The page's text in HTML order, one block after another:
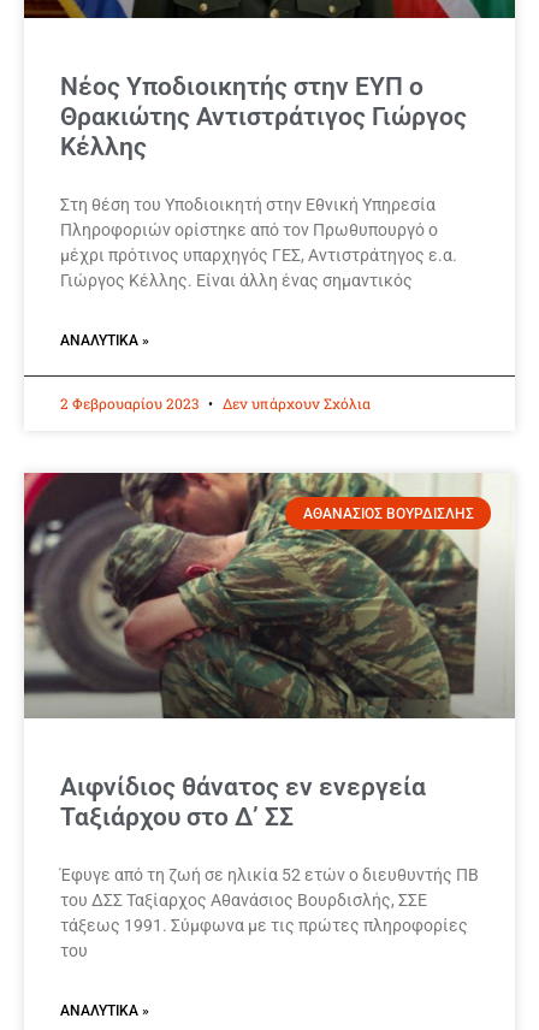
Νέος Υποδιοικητής στην ΕΥΠ ο
Θρακιώτης Αντιστράτιγος Γιώργος
Κέλλης
Στη θέση του Υποδιοικητή στην Εθνική Υπηρεσία
Πληροφοριών ορίστηκε από τον Πρωθυπουργό ο
μέχρι πρότινος υπαρχηγός ΓΕΣ, Αντιστράτηγος ε.α.
Γιώργος Κέλλης. Είναι άλλη ένας σημαντικός
ΑΝΑΛΥΤΙΚΆ »
2 Φεβρουαρίου 2023 Δεν υπάρχουν Σχόλια
ΑΘΑΝΑΣΙΟΣ ΒΟΥΡΔΙΣΛΗΣ
Αιφνίδιος θάνατος εν ενεργεία
Ταξιάρχου στο Δ’ ΣΣ
Έφυγε από τη ζωή σε ηλικία 52 ετών ο διευθυντής ΠΒ
του ΔΣΣ Ταξίαρχος Αθανάσιος Βουρδισλής, ΣΣΕ
τάξεως 1991. Σύμφωνα με τις πρώτες πληροφορίες
του
ΑΝΑΛΥΤΙΚΆ »